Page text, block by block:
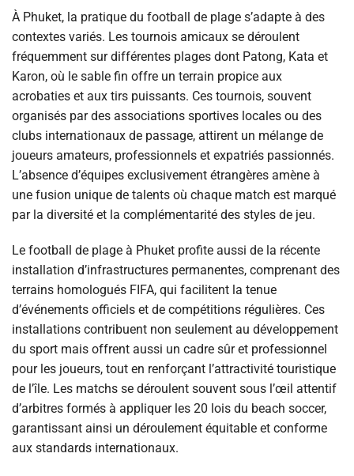
À Phuket, la pratique du football de plage s’adapte à des
contextes variés. Les tournois amicaux se déroulent
fréquemment sur différentes plages dont Patong, Kata et
Karon, où le sable fin offre un terrain propice aux
acrobaties et aux tirs puissants. Ces tournois, souvent
organisés par des associations sportives locales ou des
clubs internationaux de passage, attirent un mélange de
joueurs amateurs, professionnels et expatriés passionnés.
L’absence d’équipes exclusivement étrangères amène à
une fusion unique de talents où chaque match est marqué
par la diversité et la complémentarité des styles de jeu.
Le football de plage à Phuket profite aussi de la récente
installation d’infrastructures permanentes, comprenant des
terrains homologués FIFA, qui facilitent la tenue
d’événements officiels et de compétitions régulières. Ces
installations contribuent non seulement au développement
du sport mais offrent aussi un cadre sûr et professionnel
pour les joueurs, tout en renforçant l’attractivité touristique
de l’île. Les matchs se déroulent souvent sous l’œil attentif
d’arbitres formés à appliquer les 20 lois du beach soccer,
garantissant ainsi un déroulement équitable et conforme
aux standards internationaux.